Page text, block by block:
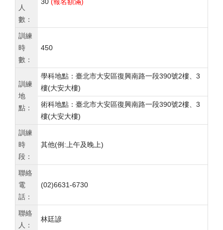
人
數：
訓練
時
數：
450
訓練
地
點：
學科地點：臺北市大安區復興南路一段390號2樓、3
樓(大安大樓)
術科地點：臺北市大安區復興南路一段390號2樓、3
樓(大安大樓)
訓練
時
段：
其他(例:上午及晚上)
聯絡
電
話：
(02)6631-6730
聯絡
人：
林廷諺